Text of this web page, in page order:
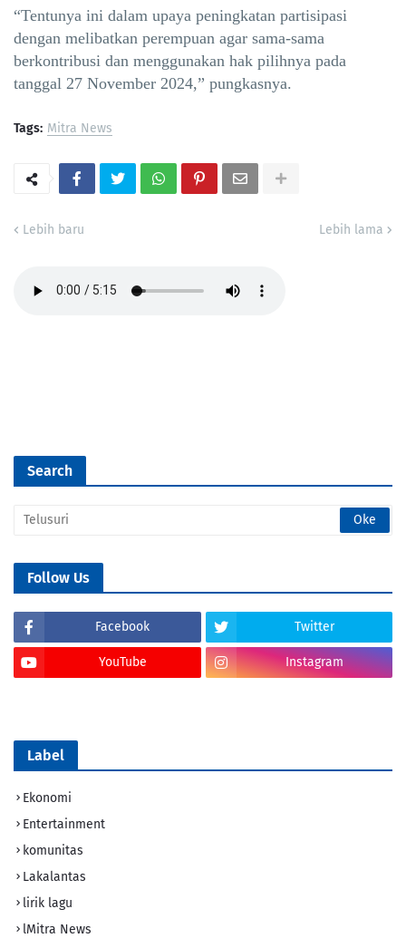
“Tentunya ini dalam upaya peningkatan partisipasi
dengan melibatkan perempuan agar sama-sama
berkontribusi dan menggunakan hak pilihnya pada
tanggal 27 November 2024,” pungkasnya.
Tags: Mitra News
Lebih baru Lebih lama
Search
Follow Us
Facebook Twitter
YouTube Instagram
Label
Ekonomi
Entertainment
komunitas
Lakalantas
lirik lagu
lMitra News